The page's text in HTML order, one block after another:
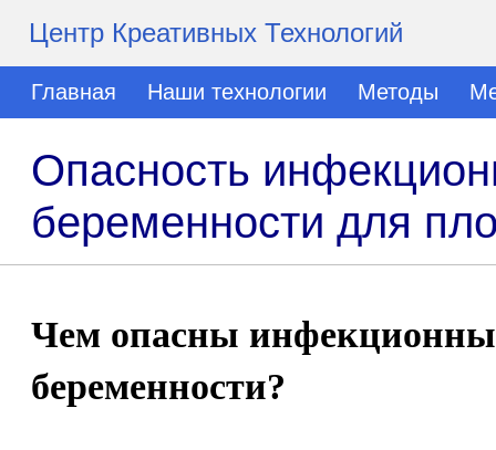
Центр Креативных Технологий
Главная Наши технологии Методы
Опасность
беременности для
Чем опасны
беременности?